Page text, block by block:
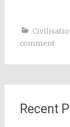
comment
Recent